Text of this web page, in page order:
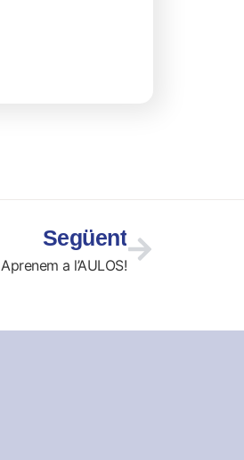
Següent
Aprenem a l’AULOS!